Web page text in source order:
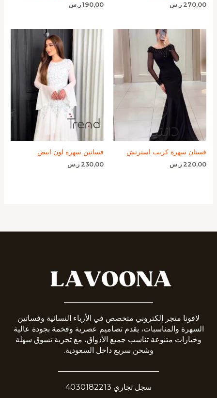
270,00 ر.س 190,00 ر.س
فستان سهرة كريب استرتش
220,00 ر.س
فساتين سهره لون ابيض
230,00 ر.س
لافونا متجر إلكتروني متخصص في الأزياء النسائية وفساتين
السهرة والمناسبات، يقدم تصاميم عصرية وفخمة بجودة عالية
وخيارات متنوعة تناسب جميع الأذواق، مع تجربة تسوق سهلة
وشحن سريع داخل السعودية.
سجل تجاري 4030182213